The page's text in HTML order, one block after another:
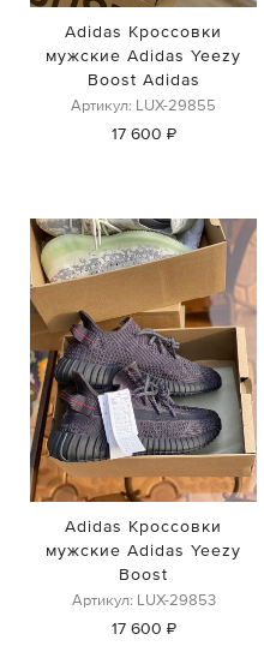
Adidas Кроссовки
мужские Adidas Yeezy
Boost Adidas
Артикул: LUX-29855
17 600 ₽
Adidas Кроссовки
мужские Adidas Yeezy
Boost
Артикул: LUX-29853
17 600 ₽